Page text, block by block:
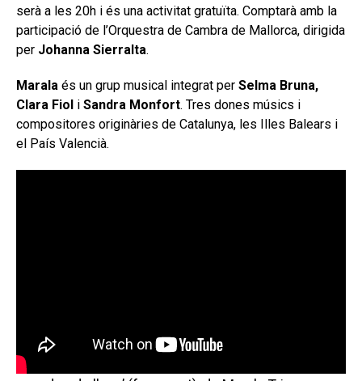
serà a les 20h i és una activitat gratuïta. Comptarà amb la
participació de l’Orquestra de Cambra de Mallorca, dirigida
per Johanna Sierralta.
Marala és un grup musical integrat per Selma Bruna,
Clara Fiol i Sandra Monfort. Tres dones músics i
compositores originàries de Catalunya, les Illes Balears i
el País Valencià.